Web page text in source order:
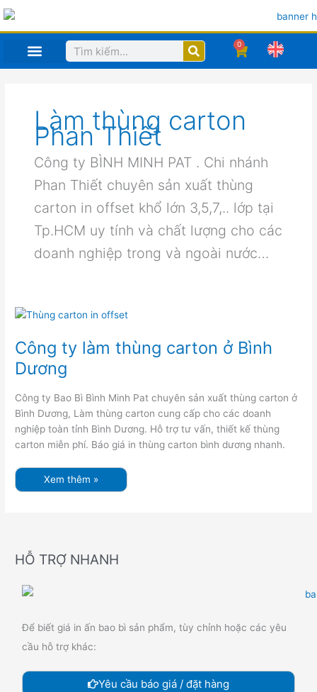
Nhảy
tới
Search 0
Cart
Làm thùng carton
Phan Thiết
Công ty BÌNH MINH PAT . Chi nhánh
Phan Thiết chuyên sản xuất thùng
carton in offset khổ lớn 3,5,7,.. lớp tại
Tp.HCM uy tính và chất lượng cho các
doanh nghiệp trong và ngoài nước…
Công ty làm thùng carton ở Bình
Dương
Công ty Bao Bì Bình Minh Pat chuyên sản xuất thùng carton ở
Bình Dương, Làm thùng carton cung cấp cho các doanh
nghiệp toàn tỉnh Bình Dương. Hỗ trợ tư vấn, thiết kế thùng
carton miễn phí. Báo giá in thùng carton bình dương nhanh.
ty
carton
ở
Bình
Dương
Xem thêm »
HỖ TRỢ NHANH
Để biết giá in ấn bao bì sản phẩm, tùy chỉnh hoặc các yêu
cầu hỗ trợ khác:
Yêu cầu báo giá / đặt hàng